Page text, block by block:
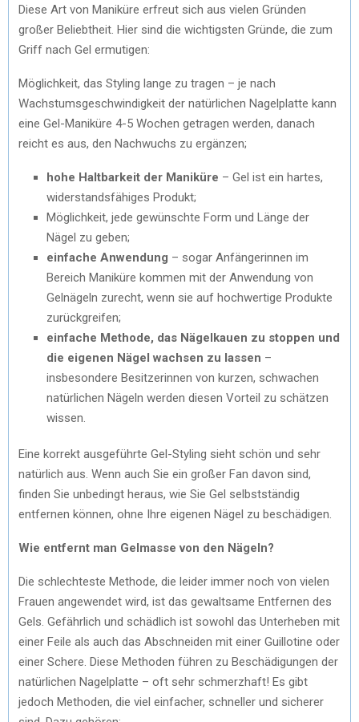
Diese Art von Maniküre erfreut sich aus vielen Gründen
großer Beliebtheit. Hier sind die wichtigsten Gründe, die zum
Griff nach Gel ermutigen:
Möglichkeit, das Styling lange zu tragen – je nach
Wachstumsgeschwindigkeit der natürlichen Nagelplatte kann
eine Gel-Maniküre 4-5 Wochen getragen werden, danach
reicht es aus, den Nachwuchs zu ergänzen;
hohe Haltbarkeit der Maniküre – Gel ist ein hartes,
widerstandsfähiges Produkt;
Möglichkeit, jede gewünschte Form und Länge der
Nägel zu geben;
einfache Anwendung – sogar Anfängerinnen im
Bereich Maniküre kommen mit der Anwendung von
Gelnägeln zurecht, wenn sie auf hochwertige Produkte
zurückgreifen;
einfache Methode, das Nägelkauen zu stoppen und
die eigenen Nägel wachsen zu lassen –
insbesondere Besitzerinnen von kurzen, schwachen
natürlichen Nägeln werden diesen Vorteil zu schätzen
wissen.
Eine korrekt ausgeführte Gel-Styling sieht schön und sehr
natürlich aus. Wenn auch Sie ein großer Fan davon sind,
finden Sie unbedingt heraus, wie Sie Gel selbstständig
entfernen können, ohne Ihre eigenen Nägel zu beschädigen.
Wie entfernt man Gelmasse von den Nägeln?
Die schlechteste Methode, die leider immer noch von vielen
Frauen angewendet wird, ist das gewaltsame Entfernen des
Gels. Gefährlich und schädlich ist sowohl das Unterheben mit
einer Feile als auch das Abschneiden mit einer Guillotine oder
einer Schere. Diese Methoden führen zu Beschädigungen der
natürlichen Nagelplatte – oft sehr schmerzhaft! Es gibt
jedoch Methoden, die viel einfacher, schneller und sicherer